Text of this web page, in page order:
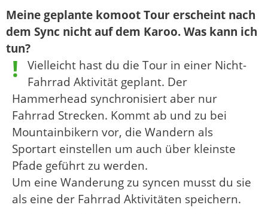
Meine geplante komoot Tour erscheint nach
dem Sync nicht auf dem Karoo. Was kann ich
tun?
Vielleicht hast du die Tour in einer Nicht-
Fahrrad Aktivität geplant. Der
Hammerhead synchronisiert aber nur
Fahrrad Strecken. Kommt ab und zu bei
Mountainbikern vor, die Wandern als
Sportart einstellen um auch über kleinste
Pfade geführt zu werden.
Um eine Wanderung zu syncen musst du sie
als eine der Fahrrad Aktivitäten speichern.